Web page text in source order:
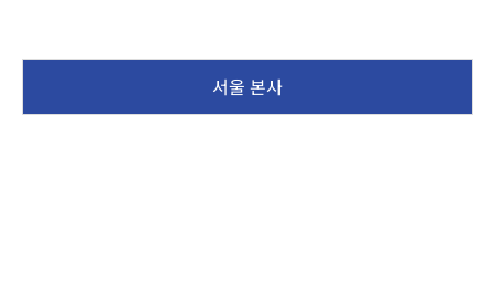
서울 본사